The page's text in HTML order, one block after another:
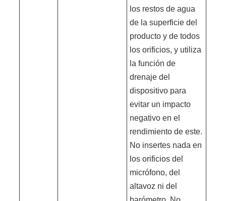
los restos de agua
de la superficie del
producto y de todos
los orificios, y utiliza
la función de
drenaje del
dispositivo para
evitar un impacto
negativo en el
rendimiento de este.
No insertes nada en
los orificios del
micrófono, del
altavoz ni del